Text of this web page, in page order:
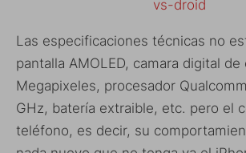
Las especificaciones técnicas no
pantalla AMOLED, camara digital de
Megapixeles, procesador
GHz, batería extraible, etc. pero el
teléfono, es decir, su